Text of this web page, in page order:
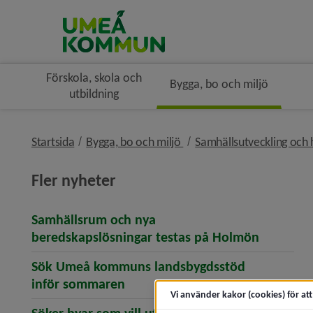
Förskola, skola och
utbildning
Bygga, bo och miljö
Startsida Bygga, bo och miljö nivå i
Samhällsutveckling
Fler nyheter
Samhällsrum och nya
beredskapslösningar testas på Holmön
Sök Umeå kommuns landsbygdsstöd
inför sommaren (öppnar artikeln Sök Umeå
Vi använder kakor (cookies) för